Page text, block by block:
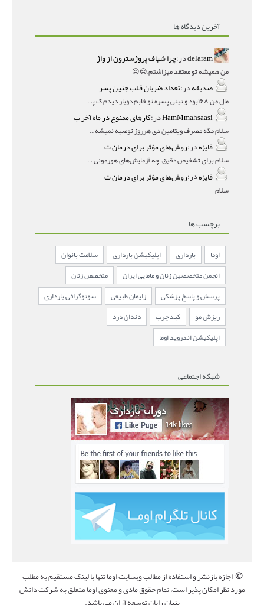
آخرین دیدگاه ها
delaramدر:چرا شیاف پروژسترون از واژ
من همیشه تو معتقد میزاشتم,,😑😐
صدیقهدر:تعداد ضربان قلب جنین پسر
مال من ۱۶۸بود و نینی پسره تو خابم دوبار دیدم ک پسره
HamMmahsaasiدر:کارهای ممنوع در ماه آخر ب
سلام مگه مصرف ویتامین دی هرروز توصیه نمیشه؟درمقاله میگه
فایزهدر:روش‌های مؤثر برای درمان ت
سلام برای تشخیص دقیق، چه آزمایش‌های هورمونی و چه سونوگر
فایزهدر:روش‌های مؤثر برای درمان ت
سلام
برچسب ها
اوما بارداری اپلیکیشن بارداری
سلامت بانوان
انجمن متخصصین زنان و مامایی ایران
متخصص زنان
پرسش و پاسخ پزشکی
زایمان طبیعی
سونوگرافی بارداری
ریزش مو
کبد چرب
دندان درد
اپلیکیشن اندروید اوما
شبکه اجتماعی
©اجازه بازنشر و استفاده از مطالب وبسایت اوما تنها با لینک مستقیم به مطلب
مورد نظر امکان پذیر است، تمام حقوق مادی و معنوی اوما متعلق به شرکت دانش